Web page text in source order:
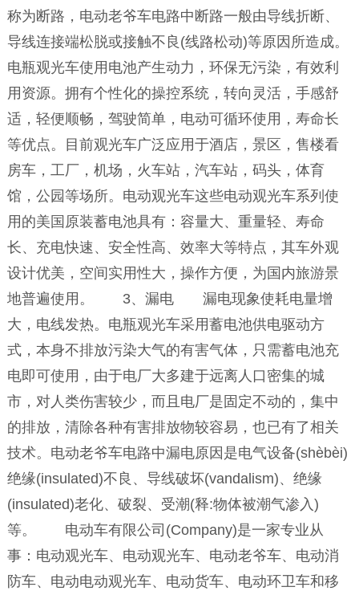
称为断路，电动老爷车电路中断路一般由导线折断、
导线连接端松脱或接触不良(线路松动)等原因所造成。
电瓶观光车使用电池产生动力，环保无污染，有效利
用资源。拥有个性化的操控系统，转向灵活，手感舒
适，轻便顺畅，驾驶简单，电动可循环使用，寿命长
等优点。目前观光车广泛应用于酒店，景区，售楼看
房车，工厂，机场，火车站，汽车站，码头，体育
馆，公园等场所。电动观光车这些电动观光车系列使
用的美国原装蓄电池具有：容量大、重量轻、寿命
长、充电快速、安全性高、效率大等特点，其车外观
设计优美，空间实用性大，操作方便，为国内旅游景
地普遍使用。 3、漏电 漏电现象使耗电量增
大，电线发热。电瓶观光车采用蓄电池供电驱动方
式，本身不排放污染大气的有害气体，只需蓄电池充
电即可使用，由于电厂大多建于远离人口密集的城
市，对人类伤害较少，而且电厂是固定不动的，集中
的排放，清除各种有害排放物较容易，也已有了相关
技术。电动老爷车电路中漏电原因是电气设备(shèbèi)
绝缘(insulated)不良、导线破坏(vandalism)、绝缘
(insulated)老化、破裂、受潮(释:物体被潮气渗入)
等。 电动车有限公司(Company)是一家专业从
事：电动观光车、电动观光车、电动老爷车、电动消
防车、电动电动观光车、电动货车、电动环卫车和移